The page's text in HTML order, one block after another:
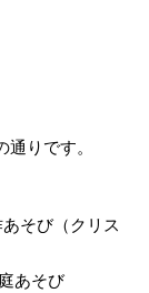
りです。
そび（クリス
あそび